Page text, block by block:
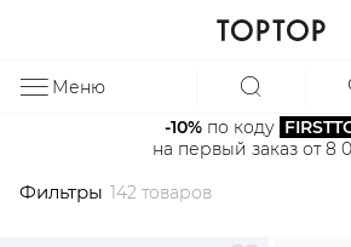
Меню
-10% по коду
на первый заказ от 8
Фильтры 142 товаров
Фильтры